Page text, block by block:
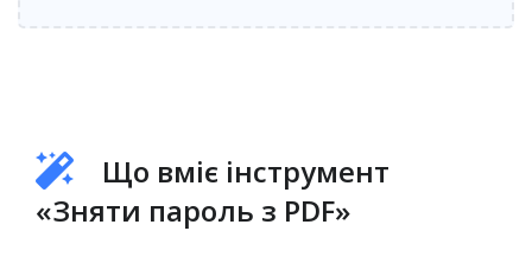
Що вміє інструмент
«Зняти пароль з PDF»